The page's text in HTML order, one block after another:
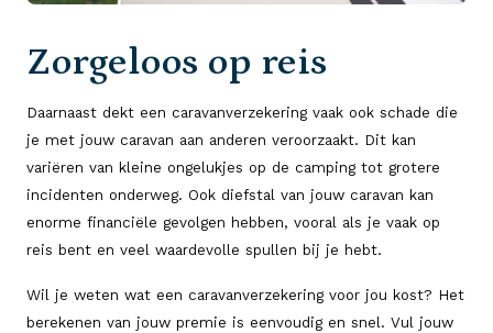
Zorgeloos op reis
Daarnaast dekt een caravanverzekering vaak ook schade die
je met jouw caravan aan anderen veroorzaakt. Dit kan
variëren van kleine ongelukjes op de camping tot grotere
incidenten onderweg. Ook diefstal van jouw caravan kan
enorme financiële gevolgen hebben, vooral als je vaak op
reis bent en veel waardevolle spullen bij je hebt.
Wil je weten wat een caravanverzekering voor jou kost? Het
berekenen van jouw premie is eenvoudig en snel. Vul jouw